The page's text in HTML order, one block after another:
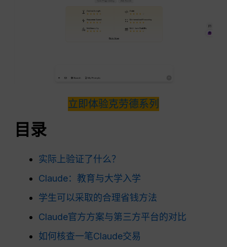
立即体验克劳德系列
目录
实际上验证了什么？
Claude：教育与大学入学
学生可以采取的合理省钱方法
Claude官方方案与第三方平台的对比
如何核查一笔Claude交易